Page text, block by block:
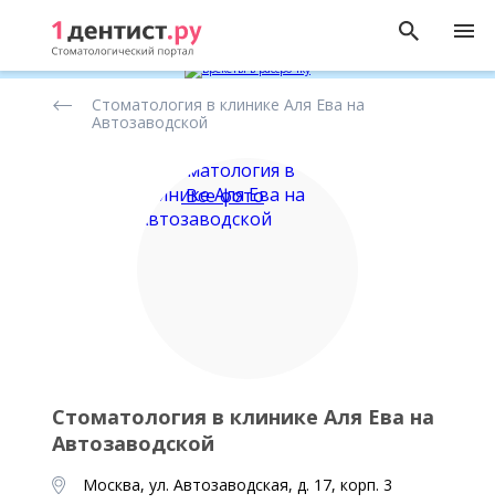
стоматологических
клиник
Стоматология в клинике Аля Ева на
Автозаводской
Все фото
Стоматология в клинике Аля Ева на
Автозаводской
Москва, ул. Автозаводская, д. 17, корп. 3